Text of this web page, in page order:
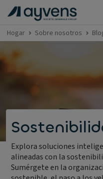
Hogar Sobre nosotros
Explora soluciones
alineadas con la
Sumérgete en la